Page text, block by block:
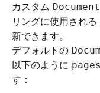
カスタム Document
リングに使用される
新できます。
デフォルトの
以下のように
す：